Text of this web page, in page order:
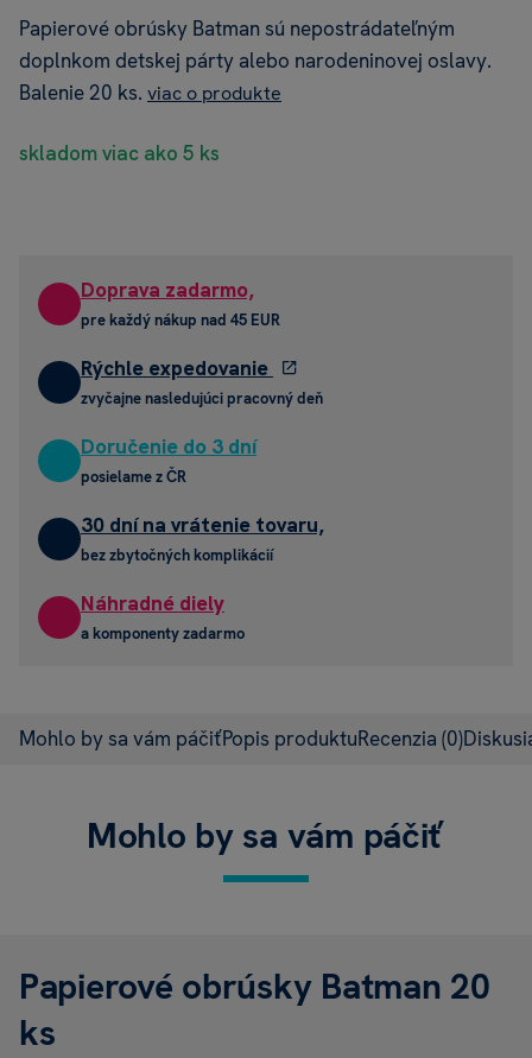
Papierové obrúsky Batman sú nepostrádateľným
doplnkom detskej párty alebo narodeninovej oslavy.
Balenie 20 ks. viac o produkte
skladom viac ako 5 ks
Doprava zadarmo,
pre každý nákup nad 45 EUR
Rýchle expedovanie
zvyčajne nasledujúci pracovný deň
Doručenie do 3 dní
posielame z ČR
30 dní na vrátenie tovaru,
bez zbytočných komplikácií
Náhradné diely
a komponenty zadarmo
Mohlo by sa vám páčiťPopis produktuRecenzia (0)
Mohlo by sa vám páčiť
Papierové obrúsky Batman 20
ks